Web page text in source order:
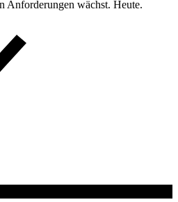
Anforderungen wächst. Heute.